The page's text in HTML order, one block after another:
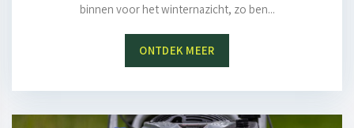
binnen voor het winternazicht, zo ben...
ONTDEK MEER